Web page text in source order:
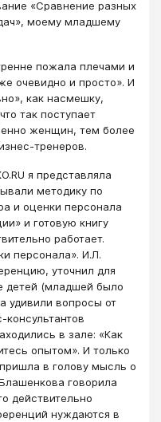
«Сравнение разных
моему младшему
пожала плечами и
очевидно и просто». И
как насмешку,
так поступает
женщин, тем более
тренеров.
я представляла
методику по
и оценки персонала
и готовую книгу
работает.
персонала». И.Л.
уточнил для
детей (младшей было
удивили вопросы от
в зале: «Как
опытом». И только
в голову мысль о
говорила
действительно
нуждаются в